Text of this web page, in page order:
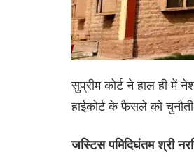
सुप्रीम कोर्ट ने हाल ही में
हाईकोर्ट के फैसले को
जस्टिस पमिदिघंतम श्री